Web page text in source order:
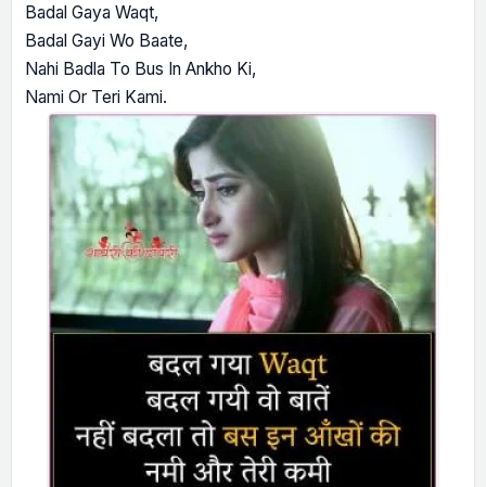
Badal Gaya Waqt,
Badal Gayi Wo Baate,
Nahi Badla To Bus In Ankho Ki,
Nami Or Teri Kami.